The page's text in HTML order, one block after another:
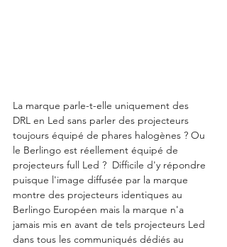
La marque parle-t-elle uniquement des
DRL en Led sans parler des projecteurs
toujours équipé de phares halogènes ? Ou
le Berlingo est réellement équipé de
projecteurs full Led ?  Difficile d'y répondre
puisque l'image diffusée par la marque
montre des projecteurs identiques au
Berlingo Européen mais la marque n'a
jamais mis en avant de tels projecteurs Led
dans tous les communiqués dédiés au